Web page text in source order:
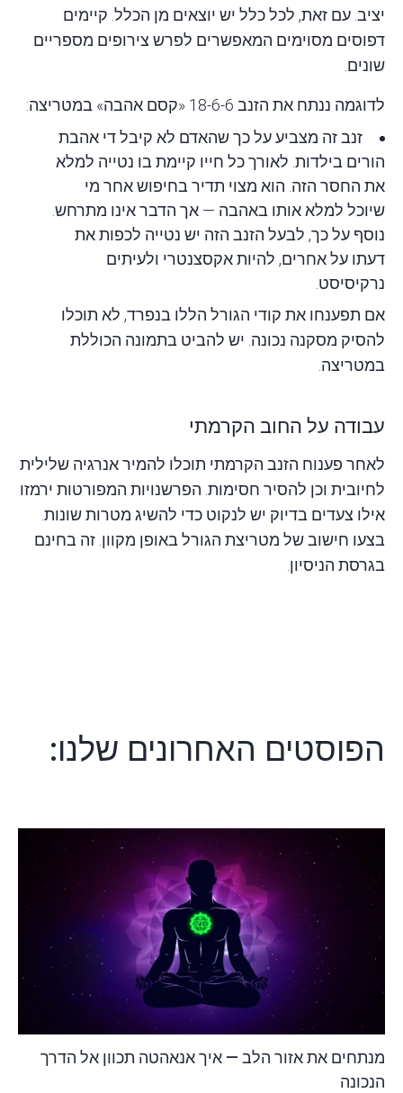
יציב. עם זאת, לכל כלל יש יוצאים מן הכלל. קיימים
דפוסים מסוימים המאפשרים לפרש צירופים מספריים
שונים.
לדוגמה ננתח את הזנב 18-6-6 «קסם אהבה» במטריצה:
זנב זה מצביע על כך שהאדם לא קיבל די אהבת
הורים בילדות. לאורך כל חייו קיימת בו נטייה למלא
את החסר הזה. הוא מצוי תדיר בחיפוש אחר מי
שיוכל למלא אותו באהבה — אך הדבר אינו מתרחש.
נוסף על כך, לבעל הזנב הזה יש נטייה לכפות את
דעתו על אחרים, להיות אקסצנטרי ולעיתים
נרקיסיסט.
אם תפענחו את קודי הגורל הללו בנפרד, לא תוכלו
להסיק מסקנה נכונה. יש להביט בתמונה הכוללת
במטריצה.
עבודה על החוב הקרמתי
לאחר פענוח הזנב הקרמתי תוכלו להמיר אנרגיה שלילית
לחיובית וכן להסיר חסימות. הפרשנויות המפורטות ירמזו
אילו צעדים בדיוק יש לנקוט כדי להשיג מטרות שונות.
בצעו חישובשל מטריצת הגורל באופן מקוון. זה בחינם
בגרסת הניסיון.
הפוסטים האחרונים שלנו:
מנתחים את אזור הלב — איך אנאהטה תכוון אל הדרך
הנכונה